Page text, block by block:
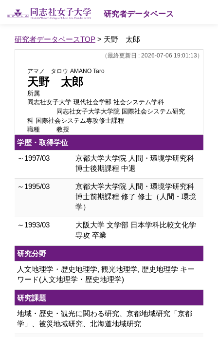
研究者データベース
研究者データベースTOP > 天野 太郎
（最終更新日 : 2026-07-06 19:01:13）
アマノ タロウ AMANO Taro
天野 太郎
所属
同志社女子大学 現代社会学部 社会システム学科
同志社女子大学大学院 国際社会システム研究
科 国際社会システム専攻修士課程
職種
教授
学歴・取得学位
～1997/03
京都大学大学院 人間・環境学研究科
博士後期課程 中退
～1995/03
京都大学大学院 人間・環境学研究科
博士前期課程 修了 修士（人間・環境
学）
～1993/03
大阪大学 文学部 日本学科比較文化学
専攻 卒業
研究分野
人文地理学・歴史地理学, 観光地理学, 歴史地理学 キー
ワード(人文地理学・歴史地理学)
研究課題
地域・歴史・観光に関わる研究、京都地域研究「京都
学」、被災地域研究、北海道地域研究